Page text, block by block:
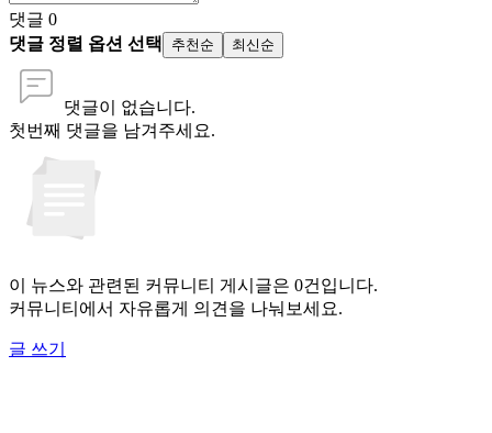
댓글 0
댓글 정렬 옵션 선택
추천순 최신순
댓글이 없습니다.
첫번째 댓글을 남겨주세요.
이 뉴스와 관련된 커뮤니티 게시글은 0건입니다.
커뮤니티에서 자유롭게 의견을 나눠보세요.
글 쓰기